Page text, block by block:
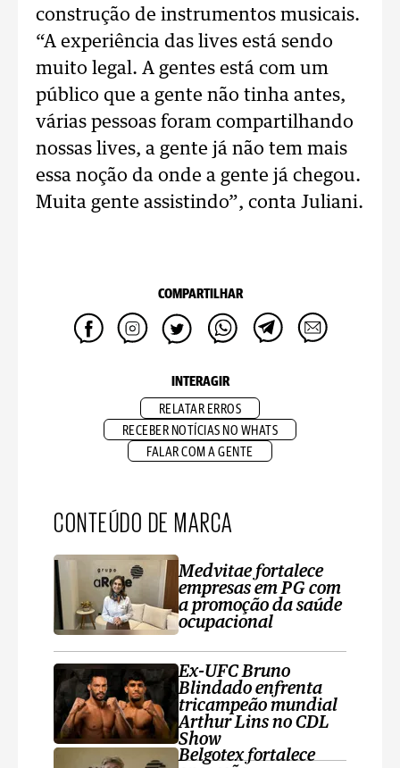
construção de instrumentos musicais.
“A experiência das lives está sendo
muito legal. A gentes está com um
público que a gente não tinha antes,
várias pessoas foram compartilhando
nossas lives, a gente já não tem mais
essa noção da onde a gente já chegou.
Muita gente assistindo”, conta Juliani.
COMPARTILHAR
INTERAGIR
RELATAR ERROS
RECEBER NOTÍCIAS NO WHATS
FALAR COM A GENTE
CONTEÚDO DE MARCA
Medvitae fortalece
empresas em PG com
a promoção da saúde
ocupacional
Ex-UFC Bruno
Blindado enfrenta
tricampeão mundial
Arthur Lins no CDL
Show
Belgotex fortalece